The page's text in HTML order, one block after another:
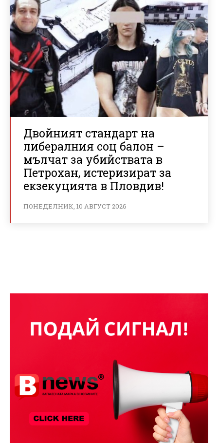
Двойният стандарт на
либералния соц балон –
мълчат за убийствата в
Петрохан, истеризират за
екзекуцията в Пловдив!
ПОНЕДЕЛНИК, 10 АВГУСТ 2026